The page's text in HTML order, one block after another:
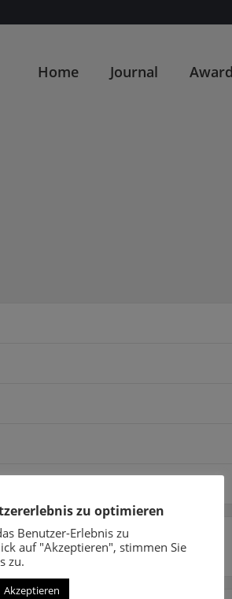
Home Journal
zu optimieren
Benutzer-Erlebnis zu
auf "Akzeptieren", stimmen Sie
zu.
Akzeptieren